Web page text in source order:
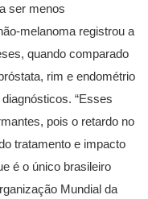
ser menos
melanoma registrou a
quando comparado
rim e endométrio
“Esses
pois o retardo no
tratamento e impacto
é o único brasileiro
Mundial da